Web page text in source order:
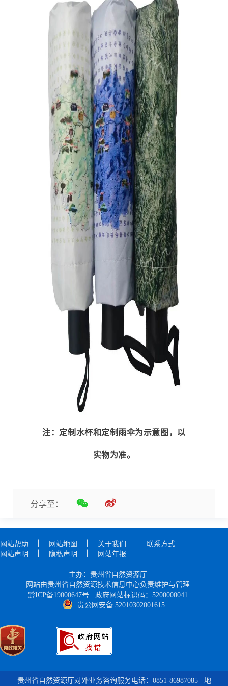
注：定制水杯和定制雨伞为示意图，以
实物为准。
分享至：
网站帮助 网站地图 关于我们
联系方式
网站声明
隐私声明 网站年报
主办：贵州省自然资源厅
网站由贵州省自然资源技术信息中心负责维护与管理
黔ICP备19000647号
政府网站标识码：5200000041
贵公网安备 52010302001615
贵州省自然资源厅对外业务咨询服务电话：0851-86987085 地